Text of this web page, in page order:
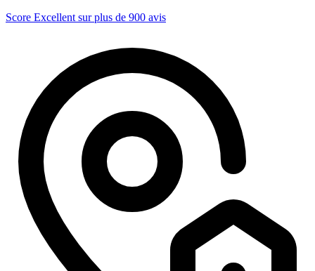
Score Excellent sur plus de 900 avis